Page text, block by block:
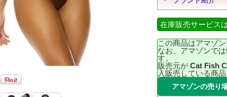
在庫販売サービス
この商品はアマゾ
なお、アマゾンで
す。
販売元が Cat Fish
入販売している商
アマゾンの売り